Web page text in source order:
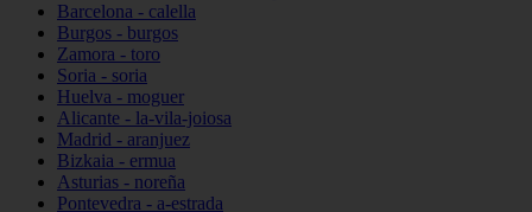
Barcelona - calella
Burgos - burgos
Zamora - toro
Soria - soria
Huelva - moguer
Alicante - la-vila-joiosa
Madrid - aranjuez
Bizkaia - ermua
Asturias - noreña
Pontevedra - a-estrada